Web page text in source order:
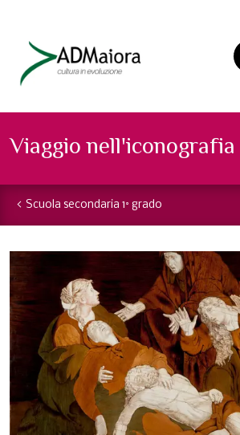
Viaggio nell'iconografia
Scuola secondaria 1° grado